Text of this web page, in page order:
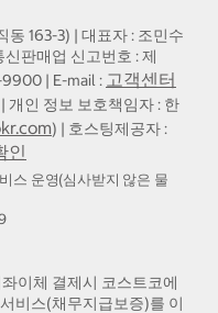
163-3) | 대표자 : 조민수
판매업 신고번호 : 제
| E-mail : 고객센터
| 개인 정보 보호책임자 : 한
) | 호스팅제공자 :
인
스 운영(심사받지 않은 물
이체 결제시 코스트코에
비스(채무지급보증)를 이